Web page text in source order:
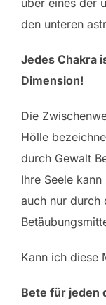
den unteren
Jedes Chakra
Dimension!
Die
Hölle
durch Gewalt
Ihre Seele
auch nur durch
Kann ich diese
Bete für jeden